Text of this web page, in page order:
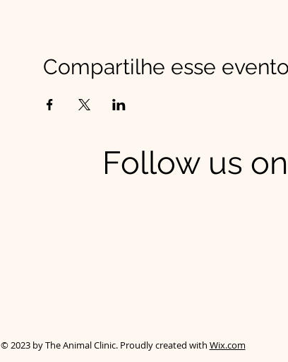
Compartilhe esse evento
© 2023 by The Animal Clinic. Proudly created with Wix.com
Follow us